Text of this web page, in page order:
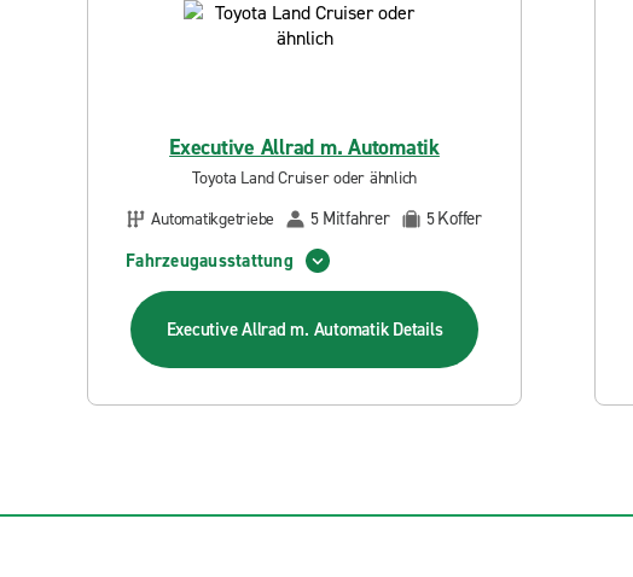
Executive Allrad m. Automatik
Toyota Land Cruiser oder ähnlich
Automatikgetriebe
5 Mitfahrer 5Koffer
Fahrzeugausstattung
Executive Allrad m. Automatik Details